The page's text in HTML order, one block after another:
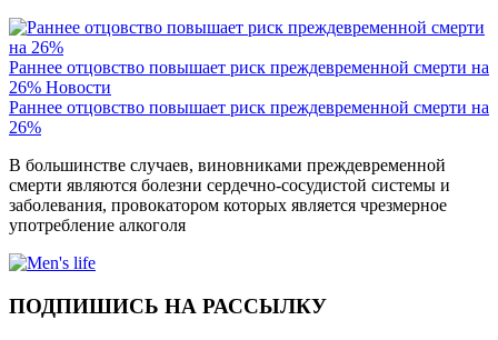
Раннее отцовство повышает риск преждевременной смерти на
26% Новости
Раннее отцовство повышает риск преждевременной смерти на
26%
В большинстве случаев, виновниками преждевременной
смерти являются болезни сердечно-сосудистой системы и
заболевания, провокатором которых является чрезмерное
употребление алкоголя
ПОДПИШИСЬ НА РАССЫЛКУ